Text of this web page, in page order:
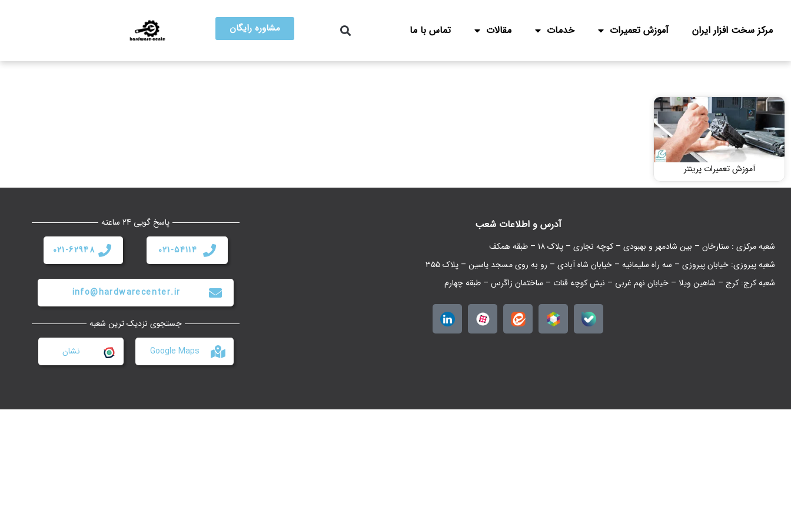
مرکز سخت افزار ایران آموزش تعمیرات خدمات مقالات تماس با ما مشاوره رایگان
آموزش تعمیرات پرینتر
آدرس و اطلاعات شعب
شعبه مرکزی : ستارخان – بین شادمهر و بهبودی – کوچه نجاری – پلاک ۱۸ – طبقه همکف
شعبه پیروزی: خیابان پیروزی – سه راه سلیمانیه – خیابان شاه آبادی – رو به روی مسجد یاسین – پلاک ۳۵۵
شعبه کرج: کرج – شاهین ویلا – خیابان نهم غربی – نبش کوچه قنات – ساختمان زاگرس – طبقه چهارم
پاسخ گویی 24 ساعته
021-54114
021-62948
info@hardwarecenter.ir
جستجوی نزدیک ترین شعبه
Google Maps نشان